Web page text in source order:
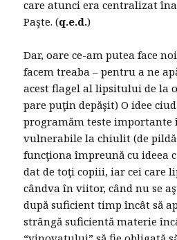
care atunci era centralizat
Paşte. (q.e.d.)
Dar, oare ce-am putea face
facem treaba – pentru a ne
acest flagel al lipsitului de la
pare puţin depăşit) O idee
programăm teste importante
vulnerabile la chiulit (de pildă
funcţiona împreună cu ideea
dat de toţi copiii, iar cei care
cândva în viitor, când nu se
după suficient timp încât să
strângă suficientă materie